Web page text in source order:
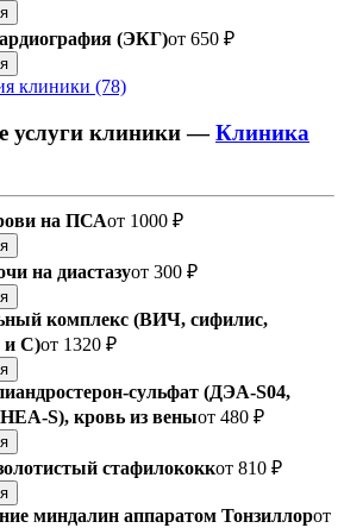
(ЭКГ)от 650 ₽
клиники (78)
услуги клиники —Клиника
на ПСАот 1000 ₽
на диастазуот 300 ₽
комплекс (ВИЧ, сифилис,
и С)от 1320 ₽
сульфат (ДЭА-S04,
S), кровь из веныот 480 ₽
стафилококкот 810 ₽
миндалин аппаратом Тонзиллорот